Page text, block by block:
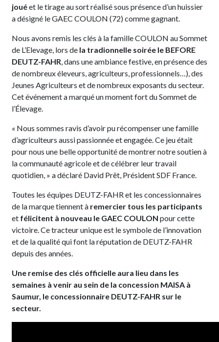
jouéet le tirage au sort réalisé sous présence d’un huissier
a désigné le GAEC COULON (72) comme gagnant.
Nous avons remis les clés à la famille COULON au Sommet
de L’Elevage, lors de la tradionnelle soirée le BEFORE
DEUTZ-FAHR, dans une ambiance festive, en présence des
de nombreux éleveurs, agriculteurs, professionnels…), des
Jeunes Agriculteurs et de nombreux exposants du secteur.
Cet événement a marqué un moment fort du Sommet de
l’Élevage.
« Nous sommes ravis d’avoir pu récompenser une famille
d’agriculteurs aussi passionnée et engagée. Ce jeu était
pour nous une belle opportunité de montrer notre soutien à
la communauté agricole et de célébrer leur travail
quotidien, » a déclaré David Prêt, Président SDF France.
Toutes les équipes DEUTZ-FAHR et les concessionnaires
de la marque tiennent à remercier tous les participants
et félicitent à nouveau le GAEC COULON pour cette
victoire. Ce tracteur unique est le symbole de l’innovation
et de la qualité qui font la réputation de DEUTZ-FAHR
depuis des années.
Une remise des clés officielle aura lieu dans les
semaines à venir au sein de la concession MAISA à
Saumur, le concessionnaire DEUTZ-FAHR sur le
secteur.